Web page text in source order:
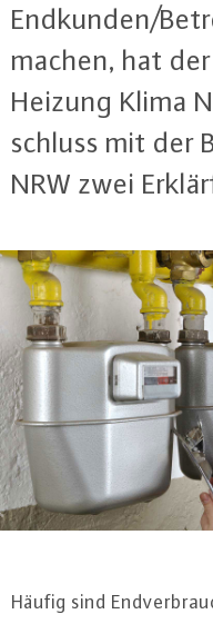
Endkunden/
machen, hat
Heizung Klima
schluss mit der
NRW zwei
Häufig sind